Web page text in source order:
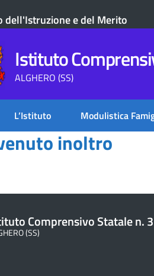
dell'Istruzione e del Merito
Istituto
ALGHERO (SS)
L’Istituto Modulistica
inoltro
Comprensivo Statale n. 3
(SS)